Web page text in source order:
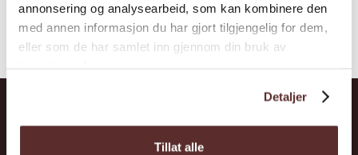
annonsering og analysearbeid, som kan kombinere den
med annen informasjon du har gjort tilgjengelig for dem,
eller som de har samlet inn gjennom din bruk av
Detaljer
Tillat alle